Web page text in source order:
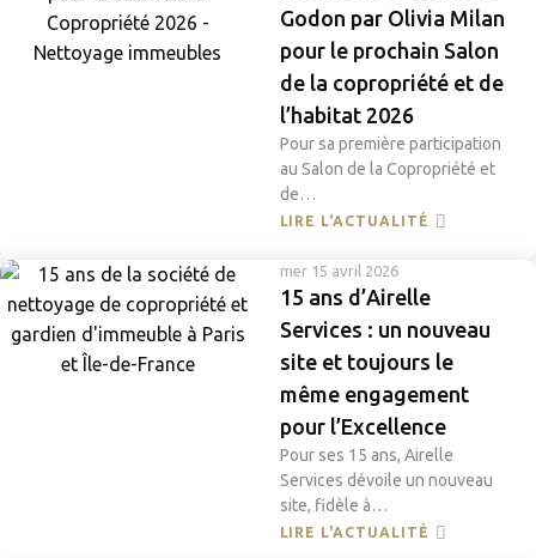
Godon par Olivia Milan
pour le prochain Salon
de la copropriété et de
l’habitat 2026
Pour sa première participation
au Salon de la Copropriété et
de…
LIRE L'ACTUALITÉ
mer 15 avril 2026
15 ans d’Airelle
Services : un nouveau
site et toujours le
même engagement
pour l’Excellence
Pour ses 15 ans, Airelle
Services dévoile un nouveau
site, fidèle à…
LIRE L'ACTUALITÉ